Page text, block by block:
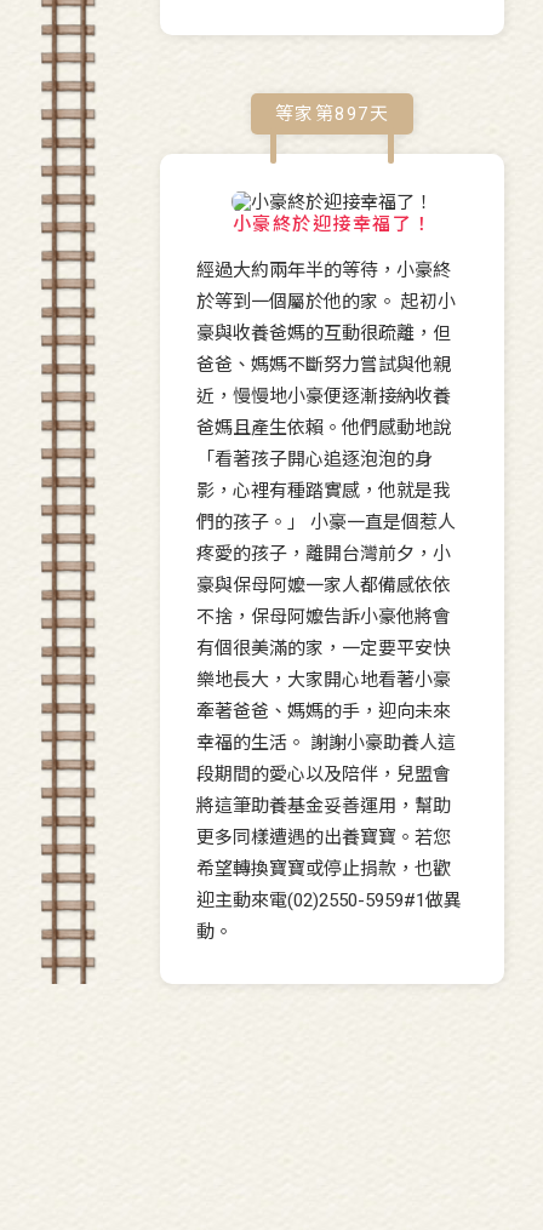
等家第897天
小豪終於迎接幸福了！
經過大約兩年半的等待，小豪終
於等到一個屬於他的家。 起初小
豪與收養爸媽的互動很疏離，但
爸爸、媽媽不斷努力嘗試與他親
近，慢慢地小豪便逐漸接納收養
爸媽且產生依賴。他們感動地說
「看著孩子開心追逐泡泡的身
影，心裡有種踏實感，他就是我
們的孩子。」 小豪一直是個惹人
疼愛的孩子，離開台灣前夕，小
豪與保母阿嬤一家人都備感依依
不捨，保母阿嬤告訴小豪他將會
有個很美滿的家，一定要平安快
樂地長大，大家開心地看著小豪
牽著爸爸、媽媽的手，迎向未來
幸福的生活。 謝謝小豪助養人這
段期間的愛心以及陪伴，兒盟會
將這筆助養基金妥善運用，幫助
更多同樣遭遇的出養寶寶。若您
希望轉換寶寶或停止捐款，也歡
迎主動來電(02)2550-5959#1做異
動。